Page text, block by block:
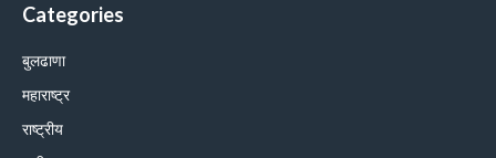
Categories
बुलढाणा
महाराष्ट्र
राष्ट्रीय